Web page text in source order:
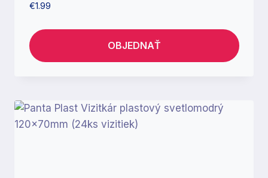
€1.99
OBJEDNAŤ